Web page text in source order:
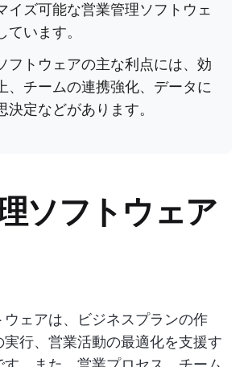
イズ可能な営業管理ソフトウェ
ています。
フトウェアの主な利点には、効
、チームの連携強化、データに
決定などがあります。
ソフトウェア
ェアは、ビジネスプランの作
実行、営業活動の最適化を支援す